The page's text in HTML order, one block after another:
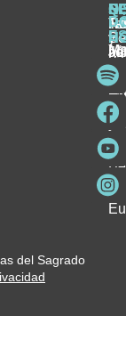
e
y
y
del Sagrado